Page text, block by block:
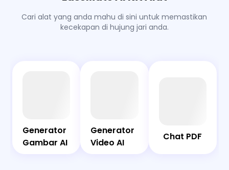
talian.
Cari alat yang anda mahu di sini untuk memastikan
kecekapan di hujung jari anda.
Generator
Gambar AI
Generator
Video AI
Chat PDF
Generator
Gambar
Generator
Video AI